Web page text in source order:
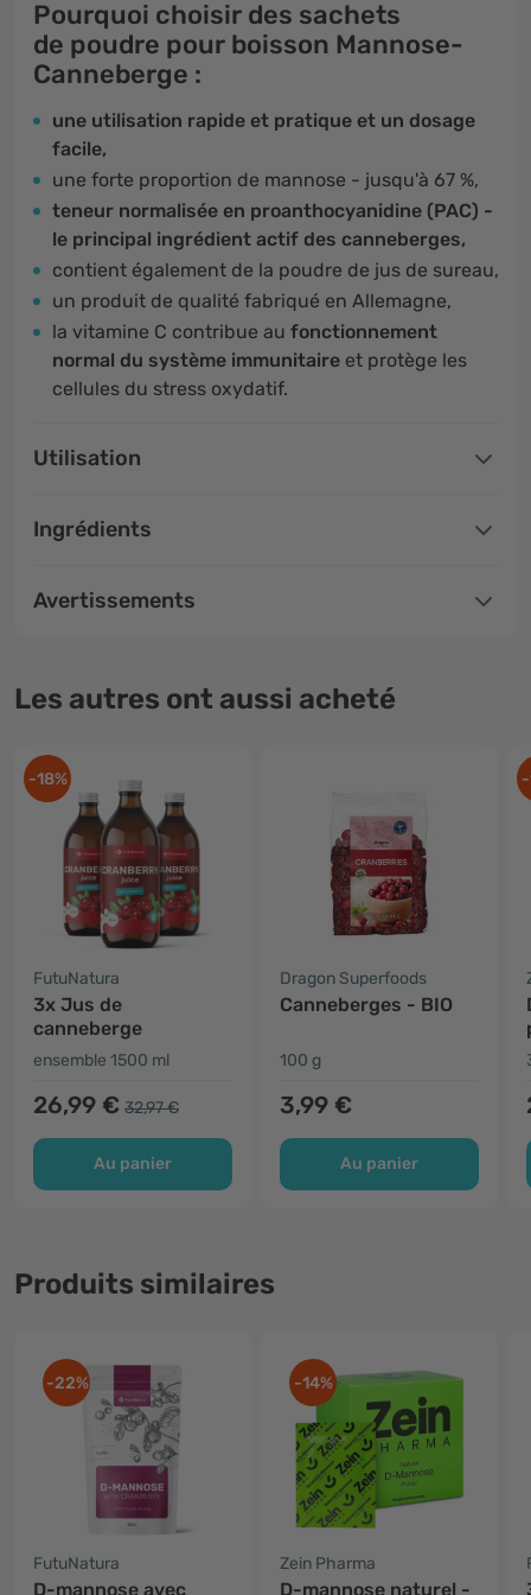
Pourquoi choisir des sachets
de poudre pour boisson Mannose-
Canneberge :
une utilisation rapide et pratique et un dosage
facile,
une forte proportion de mannose - jusqu'à 67 %,
teneur normalisée en proanthocyanidine (PAC) -
le principal ingrédient actif des canneberges,
contient également de la poudre de jus de sureau,
un produit de qualité fabriqué en Allemagne,
la vitamine C contribue au fonctionnement
normal du système immunitaire et protège les
cellules du stress oxydatif.
Utilisation
Ingrédients
Avertissements
Les autres ont aussi acheté
-18%
FutuNatura
3x Jus de
canneberge
ensemble 1500 ml
26,99 € 32,97 €
Au panier
Dragon Superfoods
Canneberges - BIO
100 g
3,99 €
Au panier
Produits similaires
-22%
FutuNatura
D-mannose avec
-14%
Zein Pharma
D-mannose naturel -